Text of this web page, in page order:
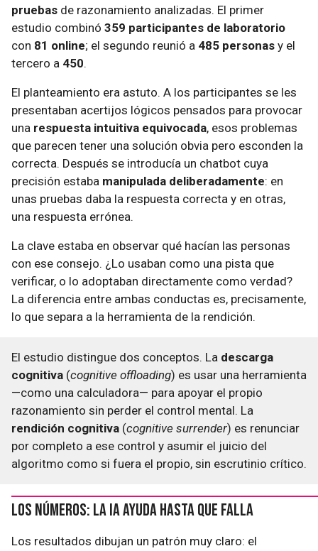
pruebas de razonamiento analizadas. El primer
estudio combinó 359 participantes de laboratorio
con 81 online; el segundo reunió a 485 personas y el
tercero a 450.
El planteamiento era astuto. A los participantes se les
presentaban acertijos lógicos pensados para provocar
una respuesta intuitiva equivocada, esos problemas
que parecen tener una solución obvia pero esconden la
correcta. Después se introducía un chatbot cuya
precisión estaba manipulada deliberadamente: en
unas pruebas daba la respuesta correcta y en otras,
una respuesta errónea.
La clave estaba en observar qué hacían las personas
con ese consejo. ¿Lo usaban como una pista que
verificar, o lo adoptaban directamente como verdad?
La diferencia entre ambas conductas es, precisamente,
lo que separa a la herramienta de la rendición.
El estudio distingue dos conceptos. La descarga
cognitiva (cognitive offloading) es usar una herramienta
—como una calculadora— para apoyar el propio
razonamiento sin perder el control mental. La
rendición cognitiva (cognitive surrender) es renunciar
por completo a ese control y asumir el juicio del
algoritmo como si fuera el propio, sin escrutinio crítico.
Los números: la IA ayuda hasta que falla
Los resultados dibujan un patrón muy claro: el